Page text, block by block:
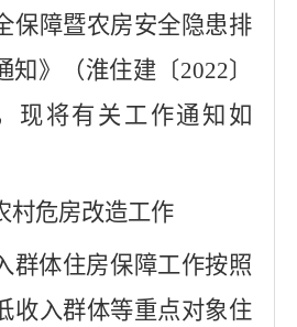
保障暨农房安全隐患排
知》（淮住建〔2022〕
现将有关工作通知如
村危房改造工作
群体住房保障工作按照
收入群体等重点对象住